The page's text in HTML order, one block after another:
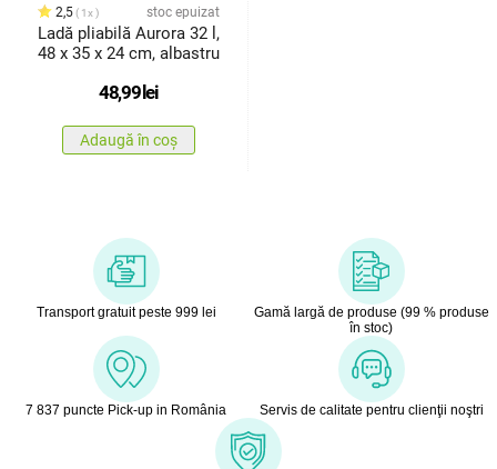
2,5 1x stoc epuizat
Ladă pliabilă Aurora 32 l,
48 x 35 x 24 cm, albastru
48,99lei
Adaugă în coș
Transport gratuit peste 999 lei
Gamă largă de produse (99 % produse
în stoc)
7 837 puncte Pick-up in România Servis de calitate pentru clienţii noştri